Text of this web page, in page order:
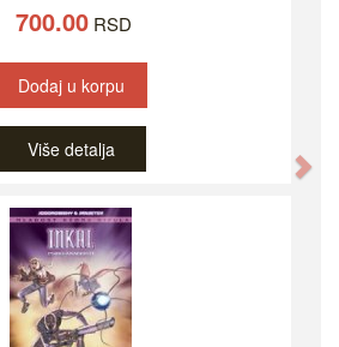
700.00 RSD
Dodaj u korpu
Više detalja